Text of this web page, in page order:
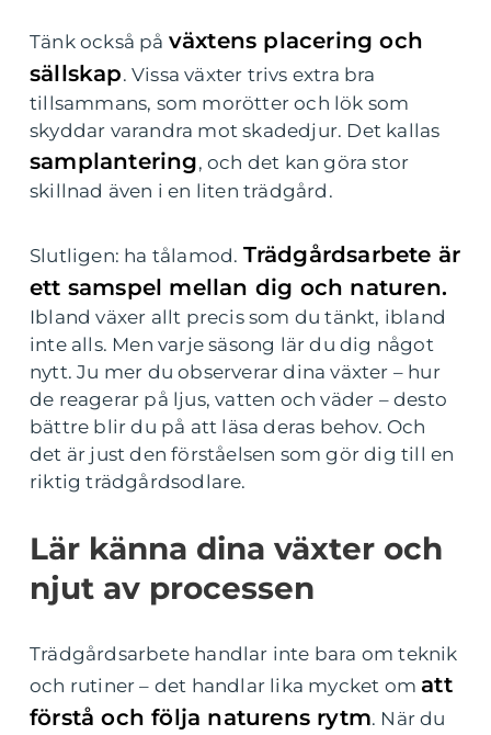
Tänk också på växtens placering och
sällskap. Vissa växter trivs extra bra
tillsammans, som morötter och lök som
skyddar varandra mot skadedjur. Det kallas
samplantering, och det kan göra stor
skillnad även i en liten trädgård.
Slutligen: ha tålamod. Trädgårdsarbete är
ett samspel mellan dig och naturen.
Ibland växer allt precis som du tänkt, ibland
inte alls. Men varje säsong lär du dig något
nytt. Ju mer du observerar dina växter – hur
de reagerar på ljus, vatten och väder – desto
bättre blir du på att läsa deras behov. Och
det är just den förståelsen som gör dig till en
riktig trädgårdsodlare.
Lär känna dina växter och
njut av processen
Trädgårdsarbete handlar inte bara om teknik
och rutiner – det handlar lika mycket om att
förstå och följa naturens rytm. När du